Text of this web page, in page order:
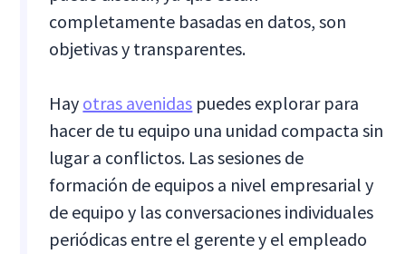
completamente basadas en datos, son
objetivas y transparentes.
Hay otras avenidas puedes explorar para
hacer de tu equipo una unidad compacta sin
lugar a conflictos. Las sesiones de
formación de equipos a nivel empresarial y
de equipo y las conversaciones individuales
periódicas entre el gerente y el empleado